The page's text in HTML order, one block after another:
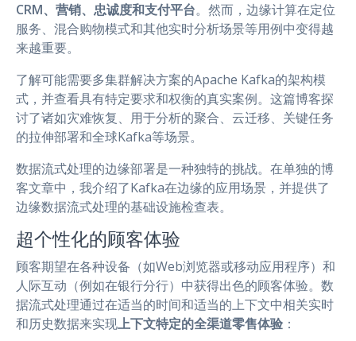
CRM、营销、忠诚度和支付平台。然而，边缘计算在定位
服务、混合购物模式和其他实时分析场景等用例中变得越
来越重要。
了解可能需要多集群解决方案的Apache Kafka的架构模
式，并查看具有特定要求和权衡的真实案例。这篇博客探
讨了诸如灾难恢复、用于分析的聚合、云迁移、关键任务
的拉伸部署和全球Kafka等场景。
数据流式处理的边缘部署是一种独特的挑战。在单独的博
客文章中，我介绍了Kafka在边缘的应用场景，并提供了
边缘数据流式处理的基础设施检查表。
超个性化的顾客体验
顾客期望在各种设备（如Web浏览器或移动应用程序）和
人际互动（例如在银行分行）中获得出色的顾客体验。数
据流式处理通过在适当的时间和适当的上下文中相关实时
和历史数据来实现上下文特定的全渠道零售体验 ：